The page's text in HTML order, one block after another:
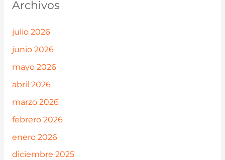
Archivos
julio 2026
junio 2026
mayo 2026
abril 2026
marzo 2026
febrero 2026
enero 2026
diciembre 2025